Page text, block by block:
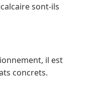
sont-ils
il est
concrets.